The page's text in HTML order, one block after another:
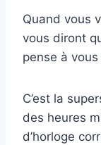
Quand vous
vous diront
pense à
C’est la
des heures
d’horloge